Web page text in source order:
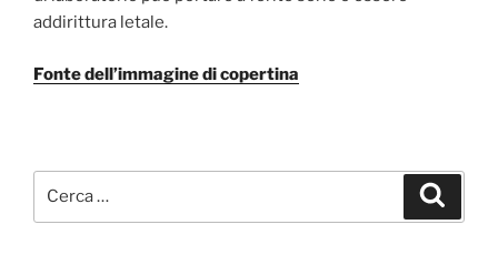
addirittura letale.
Fonte dell’immagine di copertina